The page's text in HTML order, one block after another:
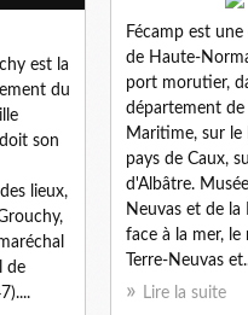
est la
du
son
lieux,
de
Fécamp est
de Haute-
port morutier,
département de
Maritime, sur le
pays de Caux,
d'Albâtre.
Neuvas et de la
face à la mer, le
Terre-Neuvas
Lire la suite